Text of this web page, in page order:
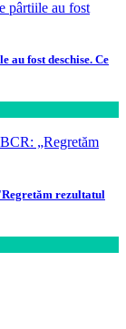
au fost deschise. Ce
rezultatul